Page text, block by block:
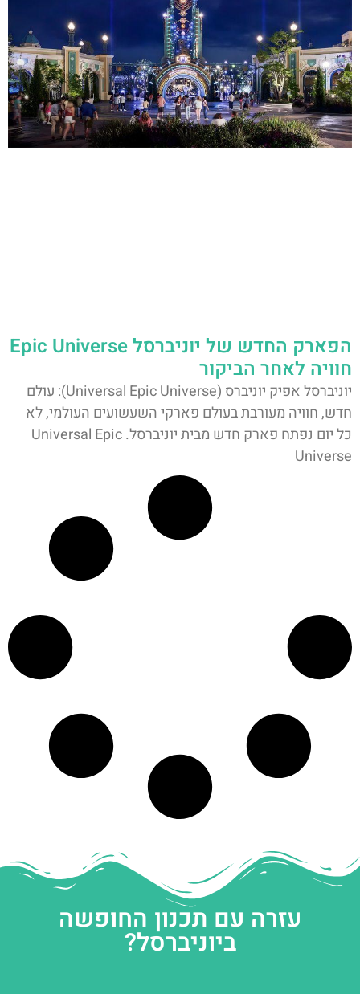
הפארק החדש של יוניברסל Epic Universe
חוויה לאחר הביקור
יוניברסל אפיק יוניברס (Universal Epic Universe): עולם
חדש, חוויה מעורבת בעולם פארקי השעשועים העולמי, לא
כל יום נפתח פארק חדש מבית יוניברסל. Universal Epic
Universe
עזרה עם תכנון החופשה
ביוניברסל?